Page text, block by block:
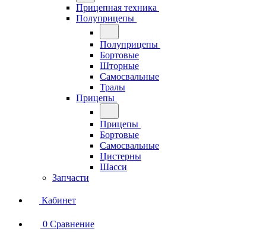
Прицепная техника
Полуприцепы
Полуприцепы
Бортовые
Шторные
Самосвальные
Тралы
Прицепы
Прицепы
Бортовые
Самосвальные
Цистерны
Шасси
Запчасти
Кабинет
0 Сравнение